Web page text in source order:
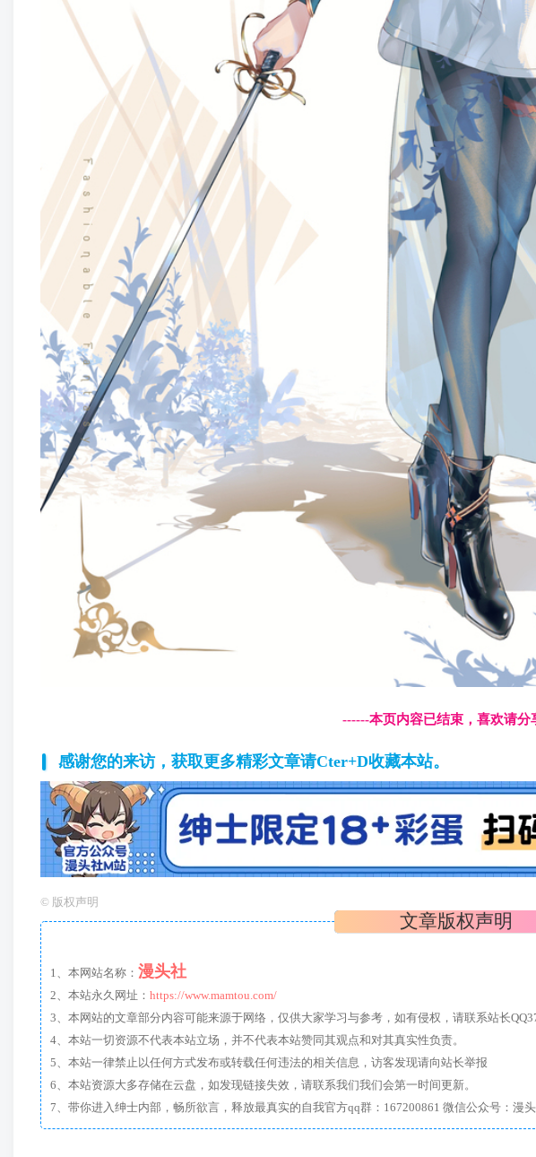
------本页内容已结束，喜欢请分
感谢您的来访，获取更多精彩文章请Cter+D收藏本站。
© 版权声明
文章版权声明
1、本网站名称： 漫头社
2、本站永久网址： https://www.mamtou.com/
3、本网站的文章部分内容可能来源于网络，仅供大家学习与参考，如有侵权，请联系站长
4、本站一切资源不代表本站立场，并不代表本站赞同其观点和对其真实性负责。
5、本站一律禁止以任何方式发布或转载任何违法的相关信息，访客发现请向站长举报
6、本站资源大多存储在云盘，如发现链接失效，请联系我们我们会第一时间更新。
7、带你进入绅士内部，畅所欲言，释放最真实的自我官方qq群：